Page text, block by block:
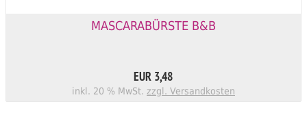
MASCARABÜRSTE B&B
EUR 3,48
inkl. 20 % MwSt. zzgl. Versandkosten